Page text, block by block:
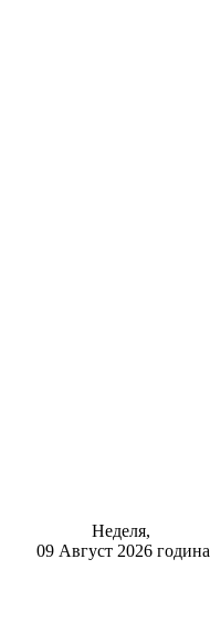
Неделя,
09 Август 2026 година